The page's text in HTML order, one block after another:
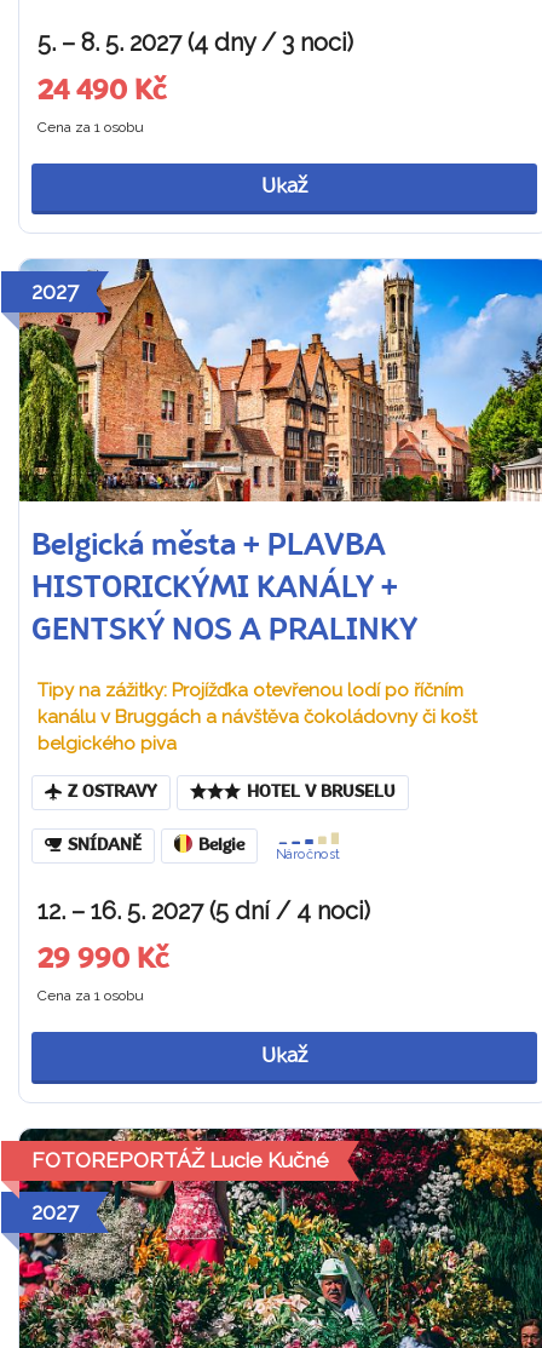
5. – 8. 5. 2027 (4 dny / 3 noci)
24 490 Kč
Cena za 1 osobu
Ukaž
2027
Belgická města + PLAVBA
HISTORICKÝMI KANÁLY +
GENTSKÝ NOS A PRALINKY
Tipy na zážitky: Projížďka otevřenou lodí po říčním
kanálu v Bruggách a návštěva čokoládovny či košt
belgického piva
Z OSTRAVY HOTEL V BRUSELU
SNÍDANĚ Belgie
Náročnost
12. – 16. 5. 2027 (5 dní / 4 noci)
29 990 Kč
Cena za 1 osobu
Ukaž
FOTOREPORTÁŽ Lucie Kučné
2027